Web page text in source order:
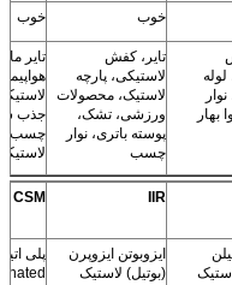
خوب خوب
تایر، کفش
لاستیکی، پارچه
لاستیک، محصولات
ورزشی، تشک،
پوسته باتری، نوار
چسب
تایر
جذب
چسب،
IIR
CSM
ایزوبوتن ایزوپرن
(بوتیل) لاستیک
پلی